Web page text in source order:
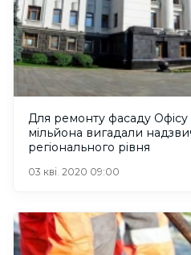
Для ремонту фасаду Офісу
мільйона вигадали
регіонального рівня
03 кві. 2020 09:00